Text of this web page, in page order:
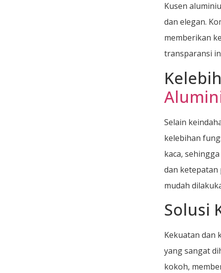
Kusen
dan elegan.
memberikan
transparansi
Selain
kelebihan
kaca,
dan ketepatan
mudah
Solusi
Kekuatan dan
yang sangat
kokoh,